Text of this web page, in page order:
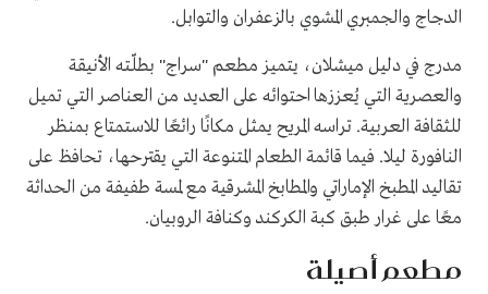
الدجاج والجمبري المشوي بالزعفران والتوابل.
مدرج في دليل ميشلان، يتميز مطعم "سراج" بطلّته الأنيقة
والعصرية التي يُعززها احتوائه على العديد من العناصر التي تميل
للثقافة العربية. تراسه المريح يمثل مكانًا رائعًا للاستمتاع بمنظر
النافورة ليلا. فيما قائمة الطعام المتنوعة التي يقترحها، تحافظ على
تقاليد المطبخ الإماراتي والمطابخ المشرقية مع لمسة طفيفة من الحداثة
معًا على غرار طبق كبة الكركند وكنافة الروبيان.
مطعم أصيلة